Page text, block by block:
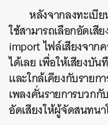
หลังจากลงทะเบี
ใช้สามารถเลือกอัดเสี
import ไฟล์เสียงจาก
ได้เลย เพื่อให้เสียงบั
และใกล้เคียงกับรายก
เพลงคั่นรายการบวก
อัดเสียงให้ผู้จัดสนทน